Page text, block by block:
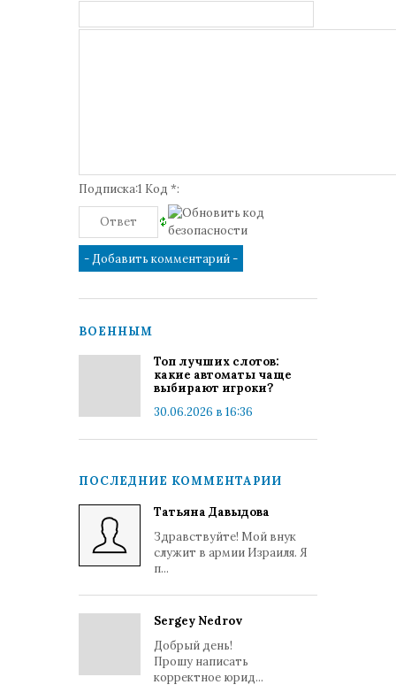
Подписка:1 Код *:
ВОЕННЫМ
Топ лучших слотов:
какие автоматы чаще
выбирают игроки?
30.06.2026 в 16:36
ПОСЛЕДНИЕ КОММЕНТАРИИ
Татьяна Давыдова
Здравствуйте! Мой внук
служит в армии Израиля. Я
п...
Sergey Nedrov
Добрый день!
Прошу написать
корректное юрид...